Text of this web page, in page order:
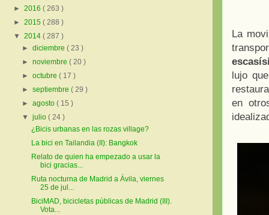
La
lujo
en
► 2016 ( 263 )
► 2015 ( 288 )
▼ 2014 ( 287 )
►diciembre( 23 )
►noviembre( 20 )
►octubre( 17 )
►septiembre( 29 )
►agosto( 15 )
▼julio( 24 )
¿Bicis urbanas en las rozas village?
La bici en Tailandia (II): Bangkok
Relato de quien ha empezado a usar la
bici gracias...
Ruta nocturna de Madrid a Ávila, viernes
25 de jul...
BiciMAD, bicicletas públicas de Madrid (III).
Vota...